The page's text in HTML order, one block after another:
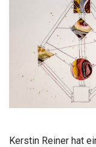
Kerstin Reiner hat